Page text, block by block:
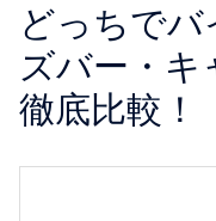
【番外編】彼氏
作るコツ
【経験談アリ】
楽？
るメリット
どっちで
ズバー・キ
徹底比較！